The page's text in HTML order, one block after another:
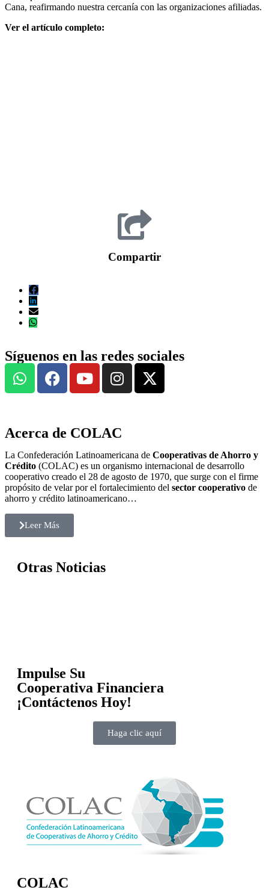
Cana, reafirmando nuestra cercanía con las organizaciones afiliadas.
Ver el artículo completo:
Compartir
Síguenos en las redes sociales
Acerca de COLAC
La Confederación Latinoamericana de Cooperativas de Ahorro y
Crédito (COLAC) es un organismo internacional de desarrollo
cooperativo creado el 28 de agosto de 1970, que surge con el firme
propósito de velar por el fortalecimiento del sector cooperativo de
ahorro y crédito latinoamericano…
Leer Más
Otras Noticias
Impulse Su
Cooperativa Financiera
¡Contáctenos Hoy!
Haga clic aquí
COLAC